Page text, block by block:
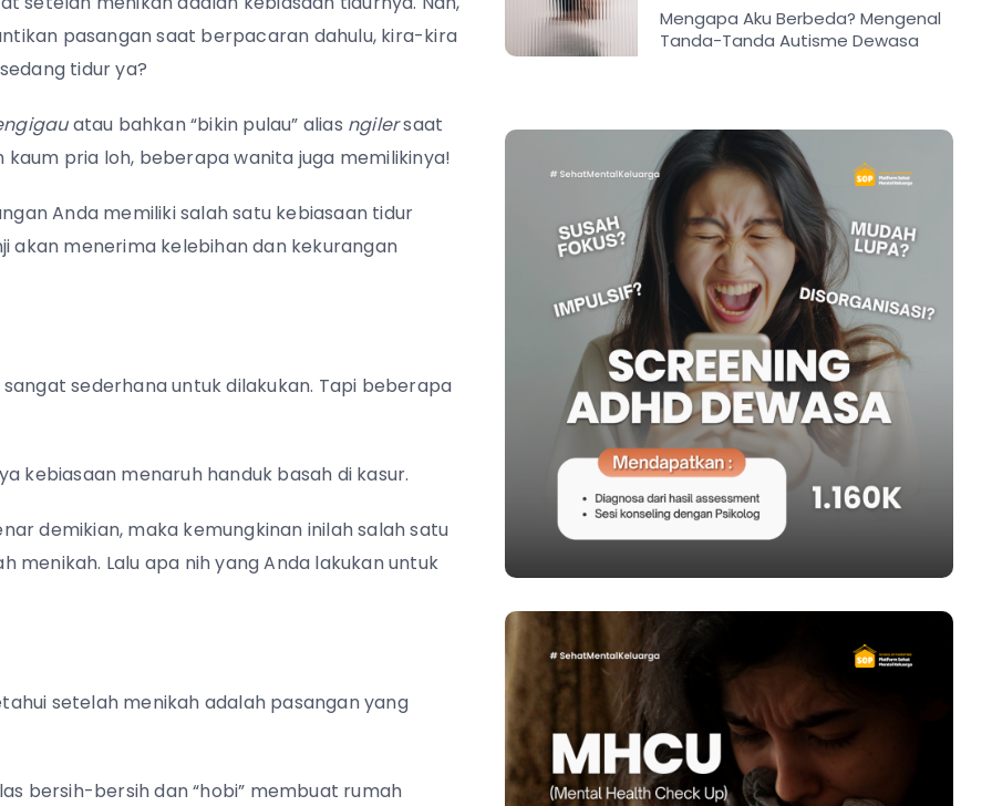
pasangan saat berpacaran dahulu, kira-kira
tidur ya?
atau bahkan “bikin pulau” alias ngilersaat
kaum pria loh, beberapa wanita juga memilikinya!
Anda memiliki salah satu kebiasaan tidur
akan menerima kelebihan dan kekurangan
sederhana untuk dilakukan. Tapi beberapa
kebiasaan menaruh handuk basah di kasur.
demikian, maka kemungkinan inilah salah satu
menikah. Lalu apa nih yang Anda lakukan untuk
setelah menikah adalah pasangan yang
bersih-bersih dan “hobi” membuat rumah
Mengapa Aku Berbeda? Mengenal
Tanda-Tanda Autisme Dewasa